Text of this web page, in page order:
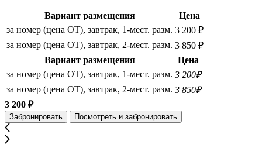
Вариант размещения
Цена
за номер (цена ОТ), завтрак, 1-мест. разм. 3 200 ₽
за номер (цена ОТ), завтрак, 2-мест. разм. 3 850 ₽
Вариант размещения
Цена
за номер (цена ОТ), завтрак, 1-мест. разм. 3 200₽
за номер (цена ОТ), завтрак, 2-мест. разм. 3 850₽
3 200 ₽
Забронировать Посмотреть и забронировать